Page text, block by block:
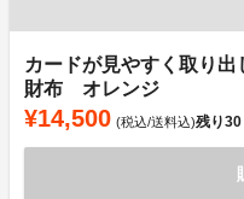
カードが見やすく取り
財布 オレンジ
¥14,500 (税込/送料込)残り30